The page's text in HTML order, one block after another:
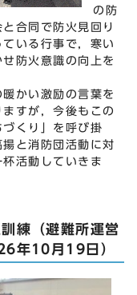
の防
合同で防火見回り
いる行事で，寒い
防火意識の向上を
かい激励の言葉を
すが，今後もこの
くり」を呼び掛
と消防団活動に対
活動していきま
練（避難所運営
年10月19日）